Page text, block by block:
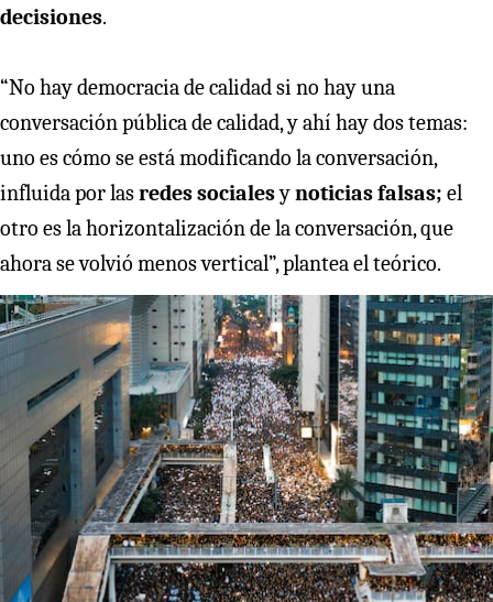
decisiones.
“No hay democracia de calidad si no hay una
conversación pública de calidad, y ahí hay dos temas:
uno es cómo se está modificando la conversación,
influida por lasredes socialesynoticias falsas; el
otro es la horizontalización de la conversación, que
ahora se volvió menos vertical”, plantea el teórico.